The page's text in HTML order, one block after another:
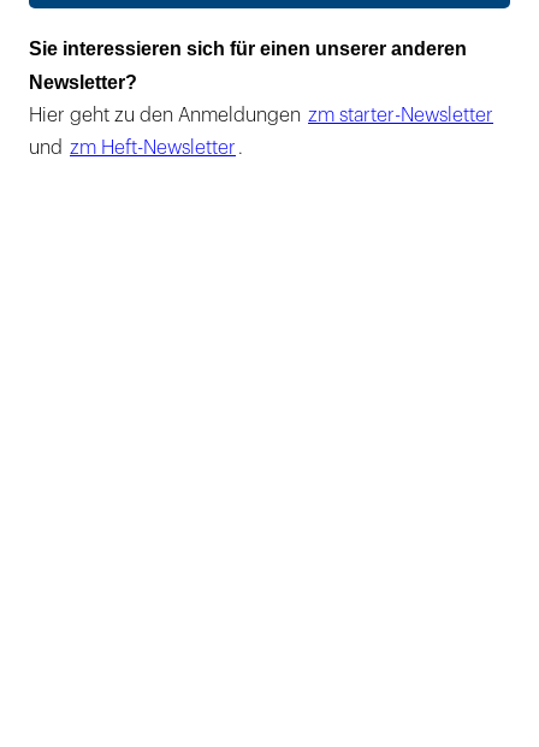
Sie interessieren sich für einen unserer anderen
Newsletter?
Hier geht zu den Anmeldungen zm starter-Newsletter
und zm Heft-Newsletter .